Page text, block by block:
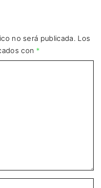
no será publicada. Los
con *